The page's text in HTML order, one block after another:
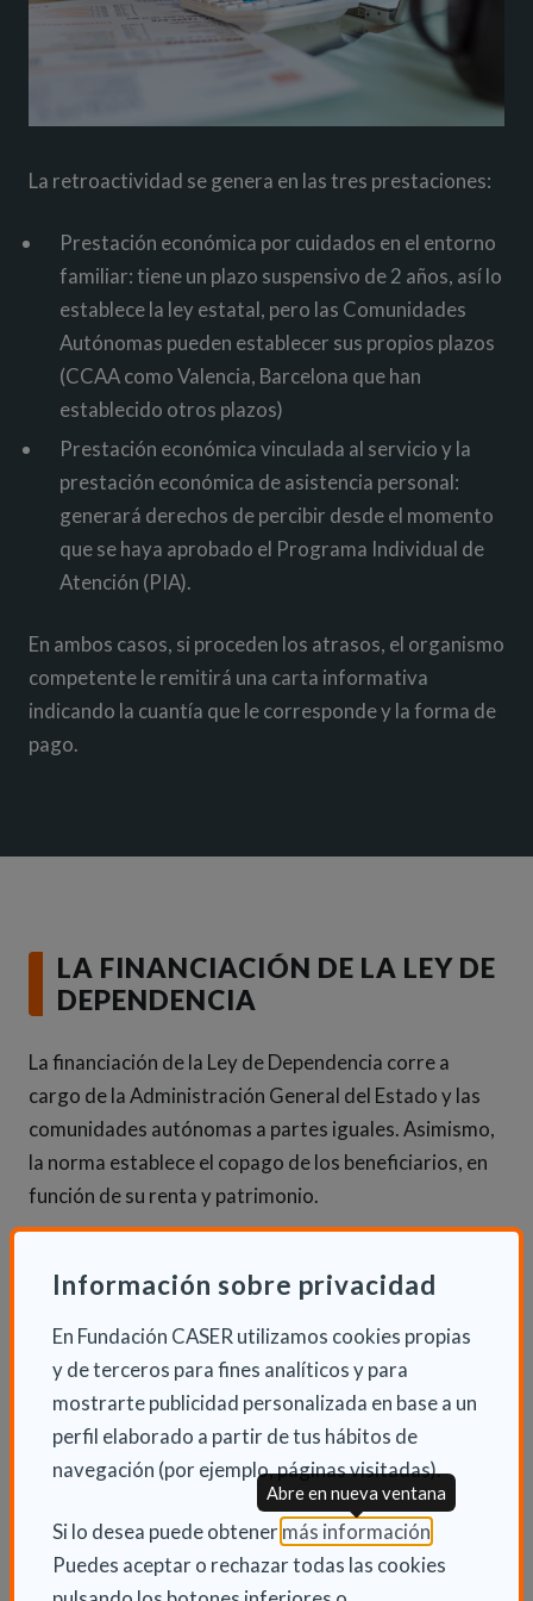
Información sobre privacidad
En Fundación CASER utilizamos cookies propias
y de terceros para fines analíticos y para
mostrarte publicidad personalizada en base a un
perfil elaborado a partir de tus hábitos de
navegación (por ejemplo, páginas visitadas).
Si lo desea puede obtener más información(Abre en
Puedes aceptar o rechazar todas las cookies
Abre en nueva ventana
La retroactividad se genera en las tres prestaciones:
Prestación económica por cuidados en el entorno
familiar: tiene un plazo suspensivo de 2 años, así lo
establece la ley estatal, pero las Comunidades
Autónomas pueden establecer sus propios plazos
(CCAA como Valencia, Barcelona que han
establecido otros plazos)
Prestación económica vinculada al servicio y la
prestación económica de asistencia personal:
generará derechos de percibir desde el momento
que se haya aprobado el Programa Individual de
Atención (PIA).
En ambos casos, si proceden los atrasos, el organismo
competente le remitirá una carta informativa
indicando la cuantía que le corresponde y la forma de
pago.
LA FINANCIACIÓN DE LA LEY DE
DEPENDENCIA
La financiación de la Ley de Dependencia corre a
cargo de la Administración General del Estado y las
comunidades autónomas a partes iguales. Asimismo,
la norma establece el copago de los beneficiarios, en
función de su renta y patrimonio.